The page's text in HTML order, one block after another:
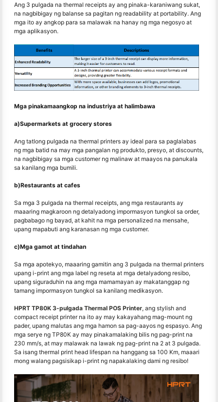
Ang 3 pulgada na thermal receipts ay ang pinaka-karaniwang sukat,
na nagbibigay ng balanse sa pagitan ng readability at portability. Ang
mga ito ay angkop para sa malawak na hanay ng mga negosyo at
mga aplikasyon.
Mga pinakamaangkop na industriya at halimbawa
a)Supermarkets at grocery stores
Ang tatlong pulgada na thermal printers ay ideal para sa paglalabas
ng mga batid na may mga pangalan ng produkto, presyo, at discounts,
na nagbibigay sa mga customer ng malinaw at maayos na panukala
sa kanilang mga bumili.
b)Restaurants at cafes
Sa mga 3 pulgada na thermal receipts, ang mga restaurants ay
maaaring magkaroon ng detalyadong impormasyon tungkol sa order,
pagbabago ng bayad, at kahit na mga personalized na mensahe,
upang mapabuti ang karanasan ng mga customer.
c)Mga gamot at tindahan
Sa mga apotekyo, maaaring gamitin ang 3 pulgada na thermal printers
upang i-print ang mga label ng reseta at mga detalyadong resibo,
upang siguraduhin na ang mga mamamayan ay makatanggap ng
tamang impormasyon tungkol sa kanilang medikasyon.
HPRT TP80K 3-pulgada Thermal POS Printer, ang stylish and
compact receipt printer na ito ay may kakayahang mag-mount ng
pader, upang malutas ang mga hamon sa pag-aayos ng espasyo. Ang
mga serye ng TP80K ay may pinakamalaking bilis ng pag-print na
230 mm/s, at may malawak na lawak ng pag-print na 2 at 3 pulgada.
Sa isang thermal print head lifespan na hanggang sa 100 Km, maaari
mong walang pagsisikap i-print ng napakalaking dami ng resibo!